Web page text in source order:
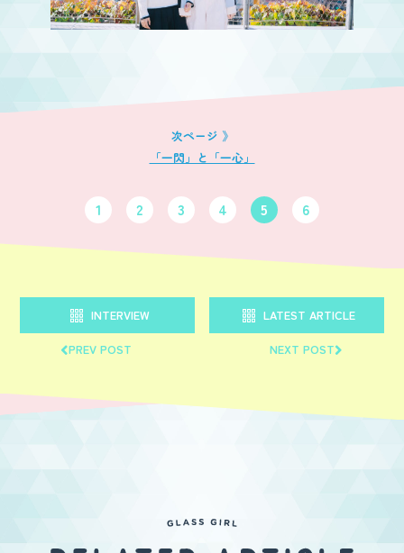
「一閃」と「一心」
1 2 3 4 5 6
INTERVIEW
LATEST ARTICLE
PREV POST
NEXT POST